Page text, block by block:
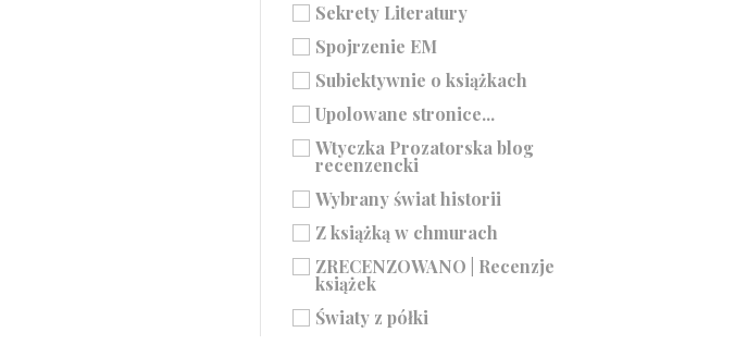
Sekrety Literatury
Spojrzenie EM
Subiektywnie o książkach
Upolowane stronice...
Wtyczka Prozatorska blog
recenzencki
Wybrany świat historii
Z książką w chmurach
ZRECENZOWANO | Recenzje
książek
Światy z półki